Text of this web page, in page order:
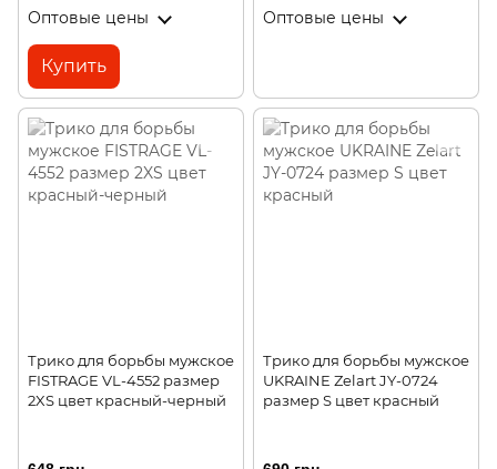
Оптовые цены
Купить
Оптовые цены
Трико для борьбы мужское
FISTRAGE VL-4552 размер
2XS цвет красный-черный
Трико для борьбы мужское
UKRAINE Zelart JY-0724
размер S цвет красный